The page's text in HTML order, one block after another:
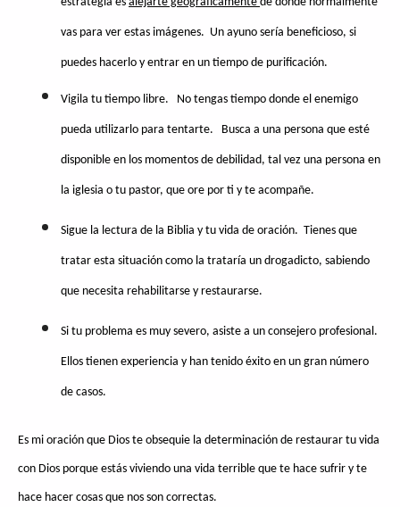
estrategia es alejarte geográficamente de donde normalmente
vas para ver estas imágenes. Un ayuno sería beneficioso, si
puedes hacerlo y entrar en un tiempo de purificación.
Vigila tu tiempo libre. No tengas tiempo donde el enemigo
pueda utilizarlo para tentarte. Busca a una persona que esté
disponible en los momentos de debilidad, tal vez una persona en
la iglesia o tu pastor, que ore por ti y te acompañe.
Sigue la lectura de la Biblia y tu vida de oración. Tienes que
tratar esta situación como la trataría un drogadicto, sabiendo
que necesita rehabilitarse y restaurarse.
Si tu problema es muy severo, asiste a un consejero profesional.
Ellos tienen experiencia y han tenido éxito en un gran número
de casos.
Es mi oración que Dios te obsequie la determinación de restaurar tu vida
con Dios porque estás viviendo una vida terrible que te hace sufrir y te
hace hacer cosas que nos son correctas.